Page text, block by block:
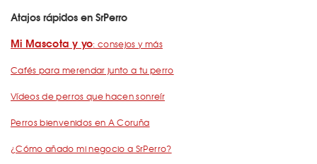
Atajos rápidos en SrPerro
Mi Mascota y yo: consejos y más
Cafés para merendar junto a tu perro
Vídeos de perros que hacen sonreír
Perros bienvenidos en A Coruña
¿Cómo añado mi negocio a SrPerro?